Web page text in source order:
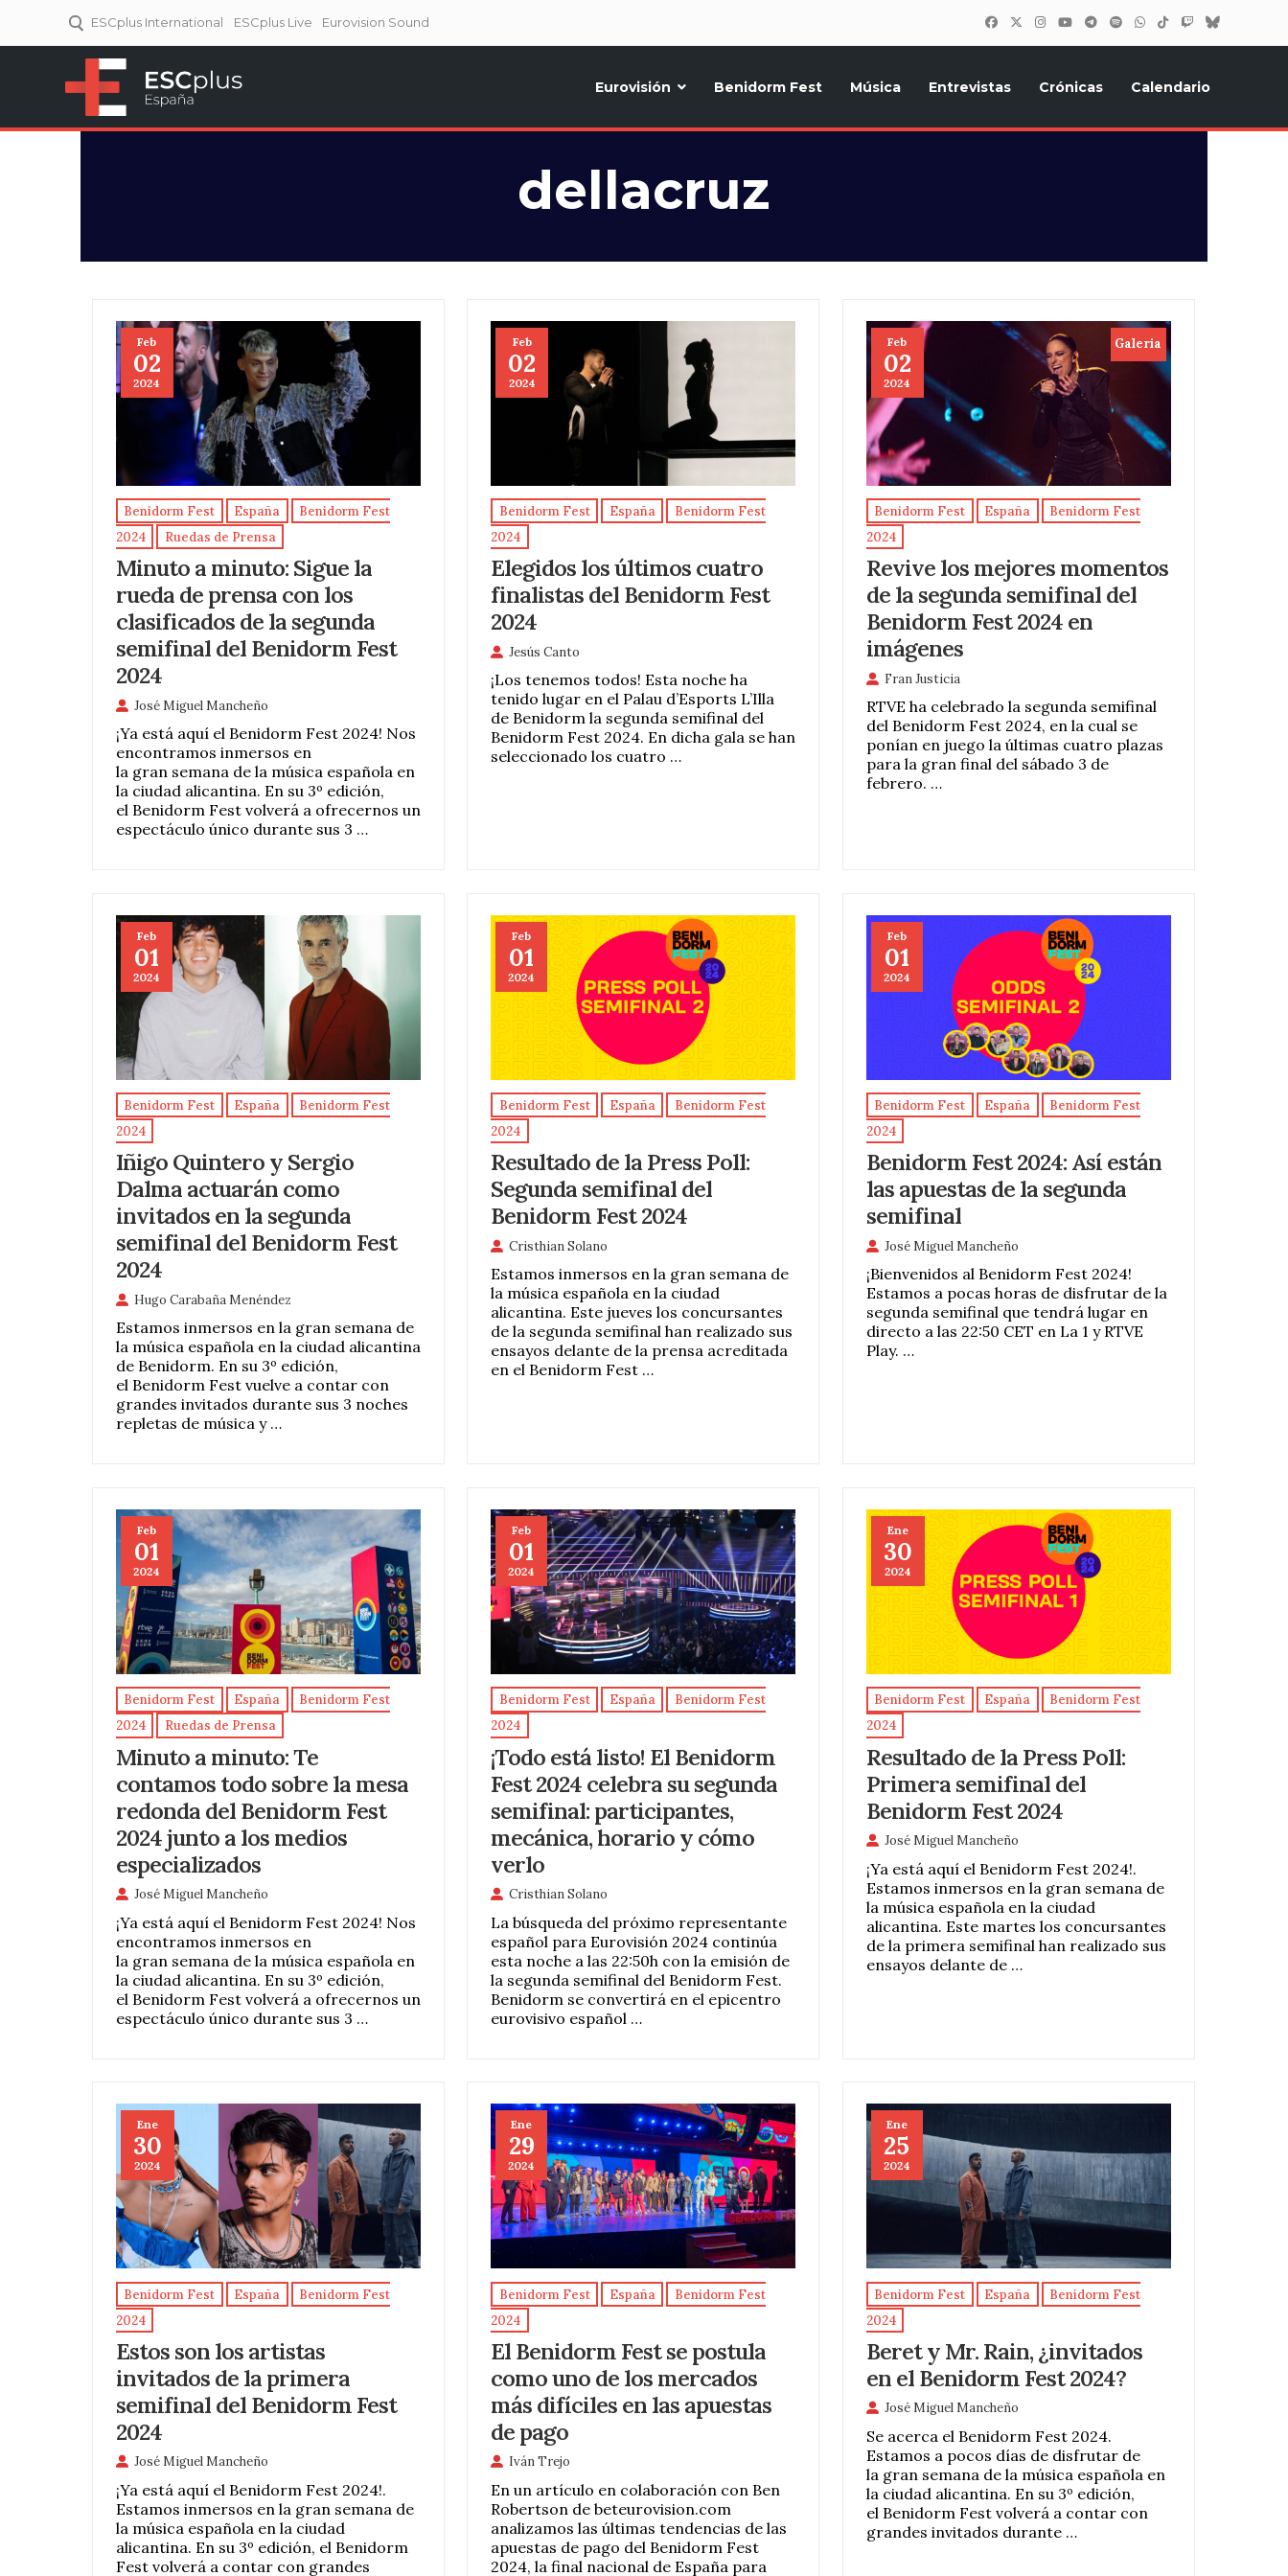
ESCplus International ESCplus Live Eurovision Sound
Eurovisión Benidorm Fest Música Entrevistas Crónicas Calendario
dellacruz
Feb
02
2024
Benidorm Fest España
Benidorm Fest
2024
Ruedas de Prensa
Minuto a minuto: Sigue la
rueda de prensa con los
clasificados de la segunda
semifinal del Benidorm Fest
2024
José Miguel Mancheño
¡Ya está aquí el Benidorm Fest 2024! Nos
encontramos inmersos en
la gran semana de la música española en
la ciudad alicantina. En su 3º edición,
el Benidorm Fest volverá a ofrecernos un
espectáculo único durante sus 3 …
Feb
02
2024
Benidorm Fest España
Benidorm Fest
2024
Elegidos los últimos cuatro
finalistas del Benidorm Fest
2024
Jesús Canto
¡Los tenemos todos! Esta noche ha
tenido lugar en el Palau d’Esports L’Illa
de Benidorm la segunda semifinal del
Benidorm Fest 2024. En dicha gala se han
seleccionado los cuatro …
Feb
02
2024
Galeria
Benidorm Fest España
Benidorm Fest
2024
Revive los mejores momentos
de la segunda semifinal del
Benidorm Fest 2024 en
imágenes
Fran Justicia
RTVE ha celebrado la segunda semifinal
del Benidorm Fest 2024, en la cual se
ponían en juego la últimas cuatro plazas
para la gran final del sábado 3 de
febrero. …
Feb
01
2024
Benidorm Fest España
Benidorm Fest
2024
Iñigo Quintero y Sergio
Dalma actuarán como
invitados en la segunda
semifinal del Benidorm Fest
2024
Hugo Carabaña Menéndez
Estamos inmersos en la gran semana de
la música española en la ciudad alicantina
de Benidorm. En su 3º edición,
el Benidorm Fest vuelve a contar con
grandes invitados durante sus 3 noches
repletas de música y …
Feb
01
2024
Benidorm Fest España
Benidorm Fest
2024
Resultado de la Press Poll:
Segunda semifinal del
Benidorm Fest 2024
Cristhian Solano
Estamos inmersos en la gran semana de
la música española en la ciudad
alicantina. Este jueves los concursantes
de la segunda semifinal han realizado sus
ensayos delante de la prensa acreditada
en el Benidorm Fest …
Feb
01
2024
Benidorm Fest España
Benidorm Fest
2024
Benidorm Fest 2024: Así están
las apuestas de la segunda
semifinal
José Miguel Mancheño
¡Bienvenidos al Benidorm Fest 2024!
Estamos a pocas horas de disfrutar de la
segunda semifinal que tendrá lugar en
directo a las 22:50 CET en La 1 y RTVE
Play. …
Feb
01
2024
Benidorm Fest España
Benidorm Fest
2024
Ruedas de Prensa
Minuto a minuto: Te
contamos todo sobre la mesa
redonda del Benidorm Fest
2024 junto a los medios
especializados
José Miguel Mancheño
¡Ya está aquí el Benidorm Fest 2024! Nos
encontramos inmersos en
la gran semana de la música española en
la ciudad alicantina. En su 3º edición,
el Benidorm Fest volverá a ofrecernos un
espectáculo único durante sus 3 …
Feb
01
2024
Benidorm Fest España
Benidorm Fest
2024
¡Todo está listo! El Benidorm
Fest 2024 celebra su segunda
semifinal: participantes,
mecánica, horario y cómo
verlo
Cristhian Solano
La búsqueda del próximo representante
español para Eurovisión 2024 continúa
esta noche a las 22:50h con la emisión de
la segunda semifinal del Benidorm Fest.
Benidorm se convertirá en el epicentro
eurovisivo español …
Ene
30
2024
Benidorm Fest España
Benidorm Fest
2024
Resultado de la Press Poll:
Primera semifinal del
Benidorm Fest 2024
José Miguel Mancheño
¡Ya está aquí el Benidorm Fest 2024!.
Estamos inmersos en la gran semana de
la música española en la ciudad
alicantina. Este martes los concursantes
de la primera semifinal han realizado sus
ensayos delante de …
Ene
30
2024
Benidorm Fest España
Benidorm Fest
2024
Estos son los artistas
invitados de la primera
semifinal del Benidorm Fest
2024
José Miguel Mancheño
¡Ya está aquí el Benidorm Fest 2024!.
Estamos inmersos en la gran semana de
la música española en la ciudad
alicantina. En su 3º edición, el Benidorm
Fest volverá a contar con grandes
Ene
29
2024
Benidorm Fest España
Benidorm Fest
2024
El Benidorm Fest se postula
como uno de los mercados
más difíciles en las apuestas
de pago
Iván Trejo
En un artículo en colaboración con Ben
Robertson de beteurovision.com
analizamos las últimas tendencias de las
apuestas de pago del Benidorm Fest
2024, la final nacional de España para
Ene
25
2024
Benidorm Fest España
Benidorm Fest
2024
Beret y Mr. Rain, ¿invitados
en el Benidorm Fest 2024?
José Miguel Mancheño
Se acerca el Benidorm Fest 2024.
Estamos a pocos días de disfrutar de
la gran semana de la música española en
la ciudad alicantina. En su 3º edición,
el Benidorm Fest volverá a contar con
grandes invitados durante …